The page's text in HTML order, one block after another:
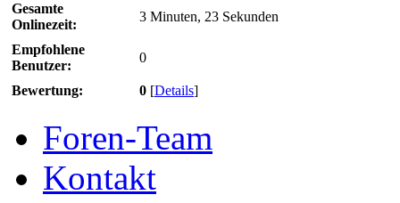
Gesamte
Onlinezeit:
3 Minuten, 23 Sekunden
Empfohlene
Benutzer:
0
Bewertung: 0 [Details]
Foren-Team
Kontakt